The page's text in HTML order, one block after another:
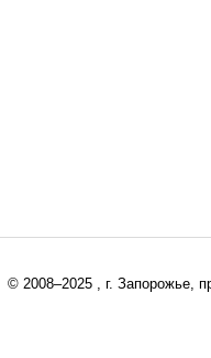
© 2008–2025 , г. Запорожье,